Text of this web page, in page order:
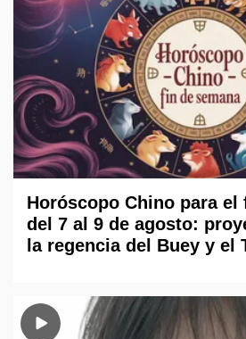
Horóscopo Chino para el
del 7 al 9 de agosto:
la regencia del Buey y el